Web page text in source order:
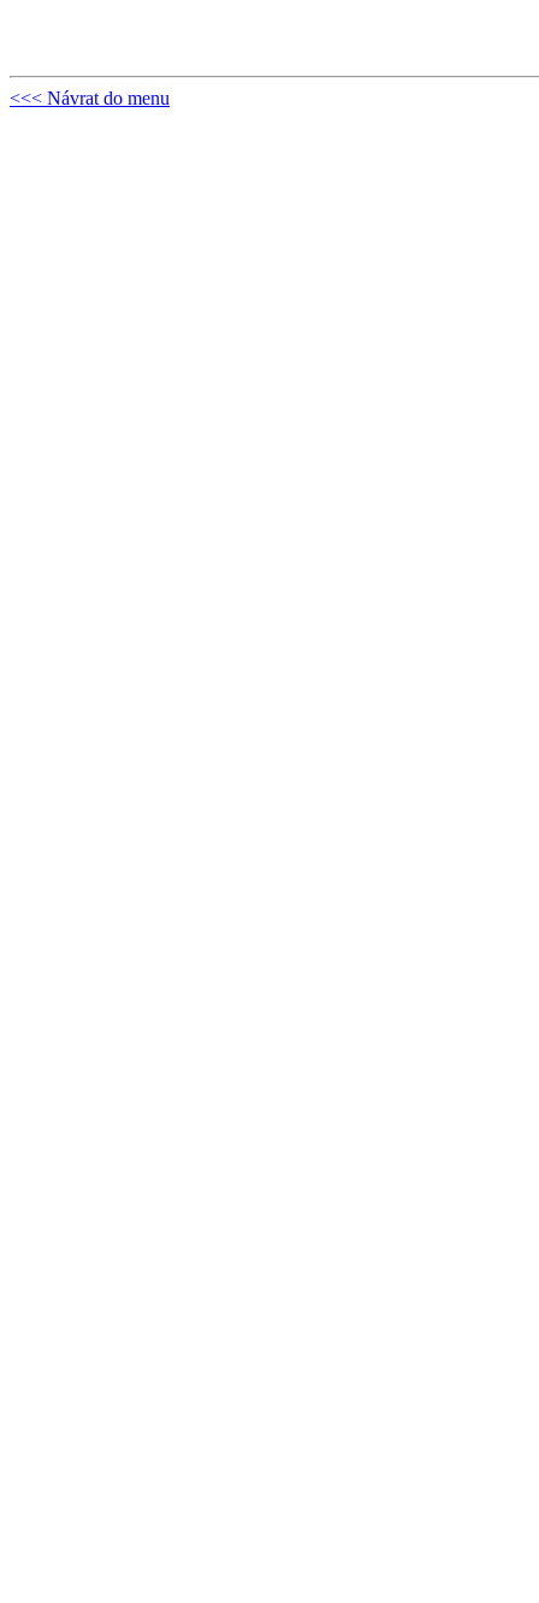
<<< Návrat do menu